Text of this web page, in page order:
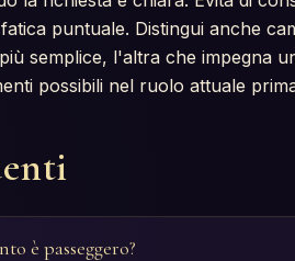
puntuale. Distingui anche
semplice, l'altra che impegna
possibili nel ruolo attuale
è passeggero?